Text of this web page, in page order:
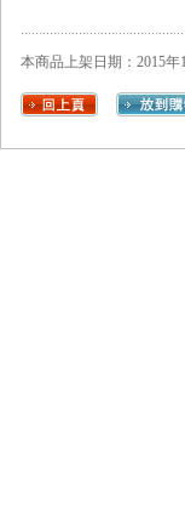
本商品上架日期：2015年